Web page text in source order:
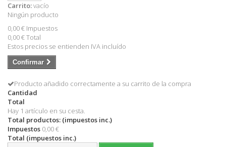
Carrito:vacío
Ningún producto
0,00 € Impuestos
0,00 €Total
Estos precios se entienden IVA incluído
Confirmar
Producto añadido correctamente a su carrito de la compra
Cantidad
Total
Hay 1 artículo en su cesta.
Total productos: (impuestos inc.)
Impuestos 0,00 €
Total (impuestos inc.)